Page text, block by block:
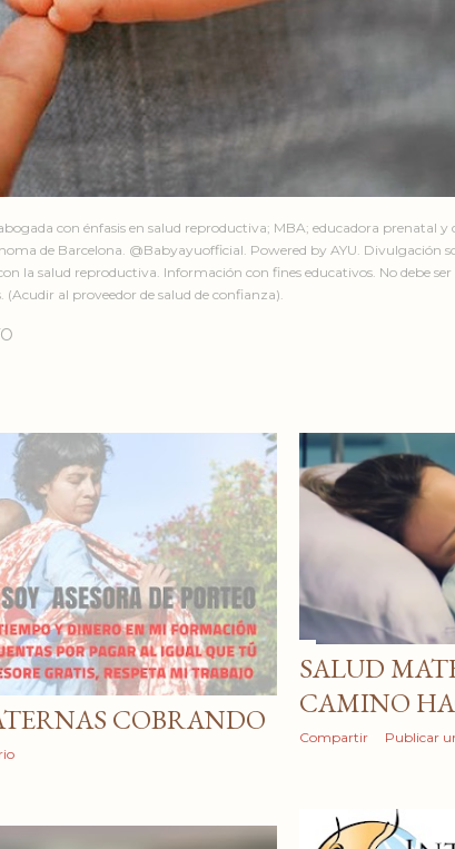
con énfasis en salud reproductiva; MBA; educadora prenatal
de Barcelona. @Babyayuofficial. Powered by AYU. Divulgación
la salud reproductiva. Información con fines educativos. No debe
(Acudir al proveedor de salud de confianza).
COBRANDO
SALUD
CAMINO
Compartir Publicar